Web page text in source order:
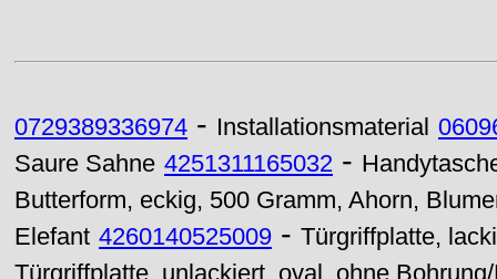
0729389336974 - Installationsmaterial
Saure Sahne 4251311165032 -
Butterform, eckig, 500 Gramm, Ahorn,
Elefant 4260140525009 - Türgriffplatte,
Türgriffplatte, unlackiert, oval, ohne